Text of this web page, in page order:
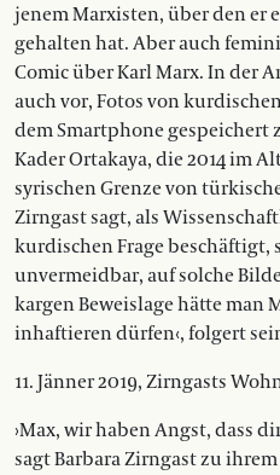
jenem Marxisten, über den er
gehalten hat. Aber auch
Comic über Karl Marx. In der
auch vor, Fotos von
dem Smartphone gespeichert
Kader Ortakaya, die 2014 im
syrischen Grenze von
Zirngast sagt, als
kurdischen Frage beschäftigt,
unvermeidbar, auf solche
kargen Beweislage hätte man
inhaftieren dürfen‹, folgert
11. Jänner 2019, Zirngasts
›Max, wir haben Angst, dass
sagt Barbara Zirngast zu